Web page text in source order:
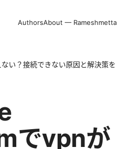
AuthorsAbout — Rameshmetta
い？接続できない原因と解決策を
でvpnが